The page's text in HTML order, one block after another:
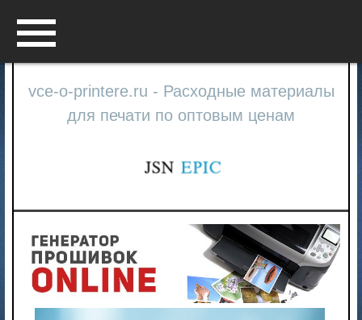
vce-o-printere.ru - Расходные материалы
для печати по оптовым ценам